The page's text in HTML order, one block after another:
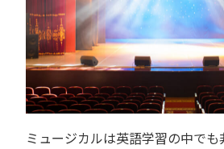
ミュージカルは英語学習の中で